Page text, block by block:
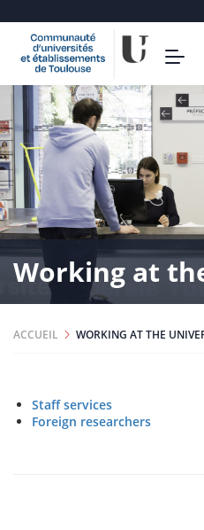
Aller
contenu
principal
Toggle
Working at
ACCUEIL WORKING AT THE
Staff services
Foreign researchers